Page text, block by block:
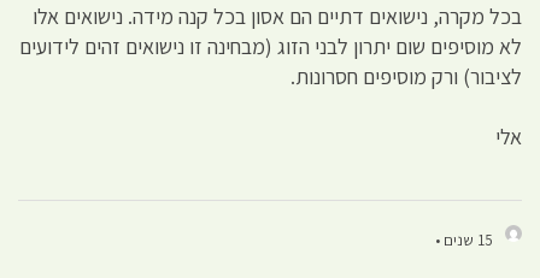
בכל מקרה, נישואים דתיים הם אסון בכל קנה מידה. נישואים אלו
לא מוסיפים שום יתרון לבני הזוג (מבחינה זו נישואים זהים לידועים
לציבור) ורק מוסיפים חסרונות.
אלי
15 שנים •